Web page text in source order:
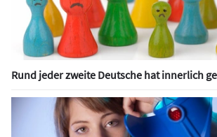
Rund jeder zweite Deutsche hat innerlich